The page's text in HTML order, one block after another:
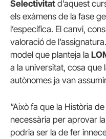
Selectivitat d’aquest
els exàmens de la fase
l’específica. El canvi,
valoració de
model que planteja la
a la universitat, cosa que
autònomes ja van
“Això fa que la Història
necessària per aprovar
podria ser la de fer